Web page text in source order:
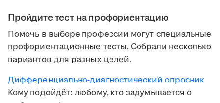
Пройдите тест на профориентацию
Помочь в выборе профессии могут специальные
профориентационные тесты. Собрали несколько
вариантов для разных целей.
Дифференциально-диагностический опросник
Кому подойдёт: любому, кто задумывается о